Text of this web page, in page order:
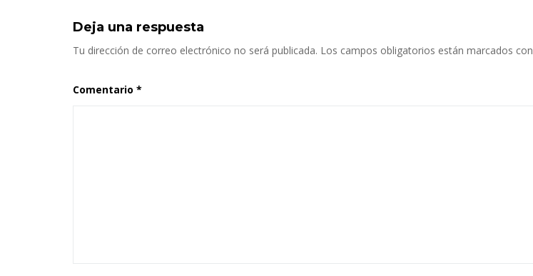
Deja una respuesta
Tu dirección de correo electrónico no será publicada. Los campos obligatorios están marcados con
Comentario *